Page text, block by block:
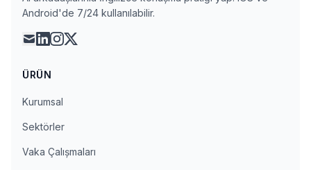
Android'de 7/24 kullanılabilir.
maillinkedin
instagram
x
ÜRÜN
Kurumsal
Sektörler
Vaka Çalışmaları